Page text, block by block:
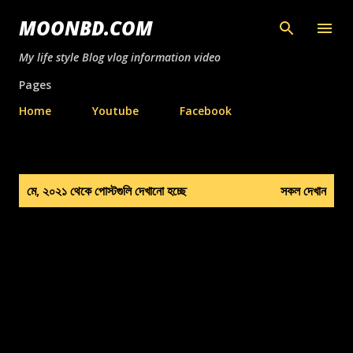
সরাসরি প্রধান সামগ্রীতে চলে যান
MOONBD.COM
My life style Blog vlog information video
Pages
Home
Youtube Facebook
মে, ২০২১ থেকে পোস্টগুলি দেখানো হচ্ছে সকল দেখান